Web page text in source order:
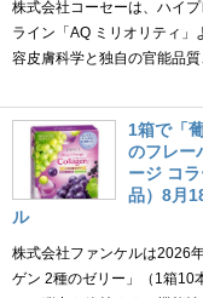
株式会社コーセーは、ハイ
ライン「AQ ミリオリティ
容皮膚科学と独自の官能品
1箱で「
のフレー
ージ コ
品）8月
ル
株式会社ファンケルは2026
ゲン 2種のゼリー」（1箱10